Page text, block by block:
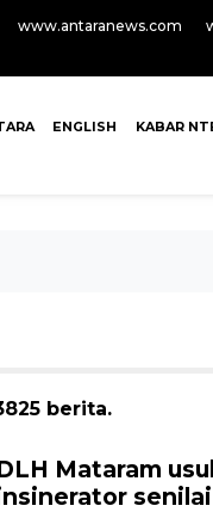
www.antaranews.com
ENGLISH KABAR
berita.
Mataram